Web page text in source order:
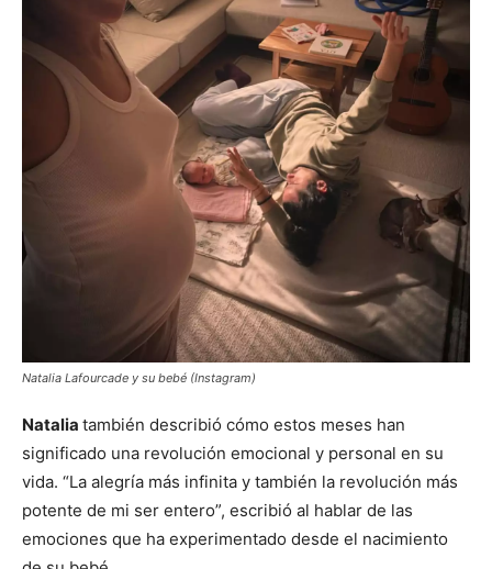
Natalia Lafourcade y su bebé (Instagram)
Natalia también describió cómo estos meses han
significado una revolución emocional y personal en su
vida. “La alegría más infinita y también la revolución más
potente de mi ser entero”, escribió al hablar de las
emociones que ha experimentado desde el nacimiento